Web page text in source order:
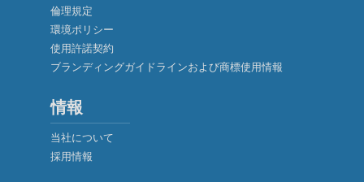
倫理規定
環境ポリシー
使用許諾契約
ブランディングガイドラインおよび商標使用情報
情報
当社について
採用情報